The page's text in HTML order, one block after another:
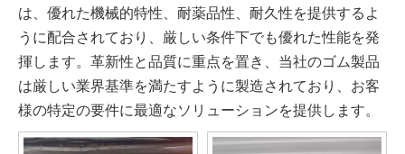
は、優れた機械的特性、耐薬品性、耐久性を提供するよ
うに配合されており、厳しい条件下でも優れた性能を発
揮します。革新性と品質に重点を置き、当社のゴム製品
は厳しい業界基準を満たすように製造されており、お客
様の特定の要件に最適なソリューションを提供します。